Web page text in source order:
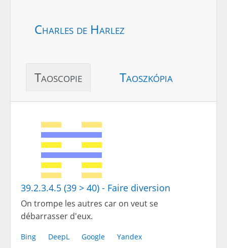
Charles de Harlez
Taoscopie Taoszkópia
39.2.3.4.5 (39 > 40) - Faire diversion
On trompe les autres car on veut se
débarrasser d'eux.
Bing DeepL Google Yandex